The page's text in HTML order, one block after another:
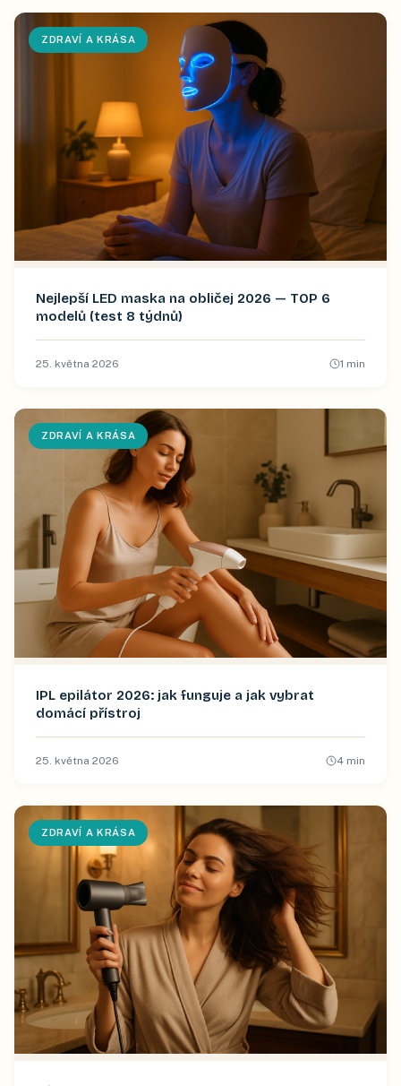
ZDRAVÍ A KRÁSA
Nejlepší LED maska na obličej 2026 — TOP 6
modelů (test 8 týdnů)
25. května 2026 1 min
ZDRAVÍ A KRÁSA
IPL epilátor 2026: jak funguje a jak vybrat
domácí přístroj
25. května 2026 4 min
ZDRAVÍ A KRÁSA